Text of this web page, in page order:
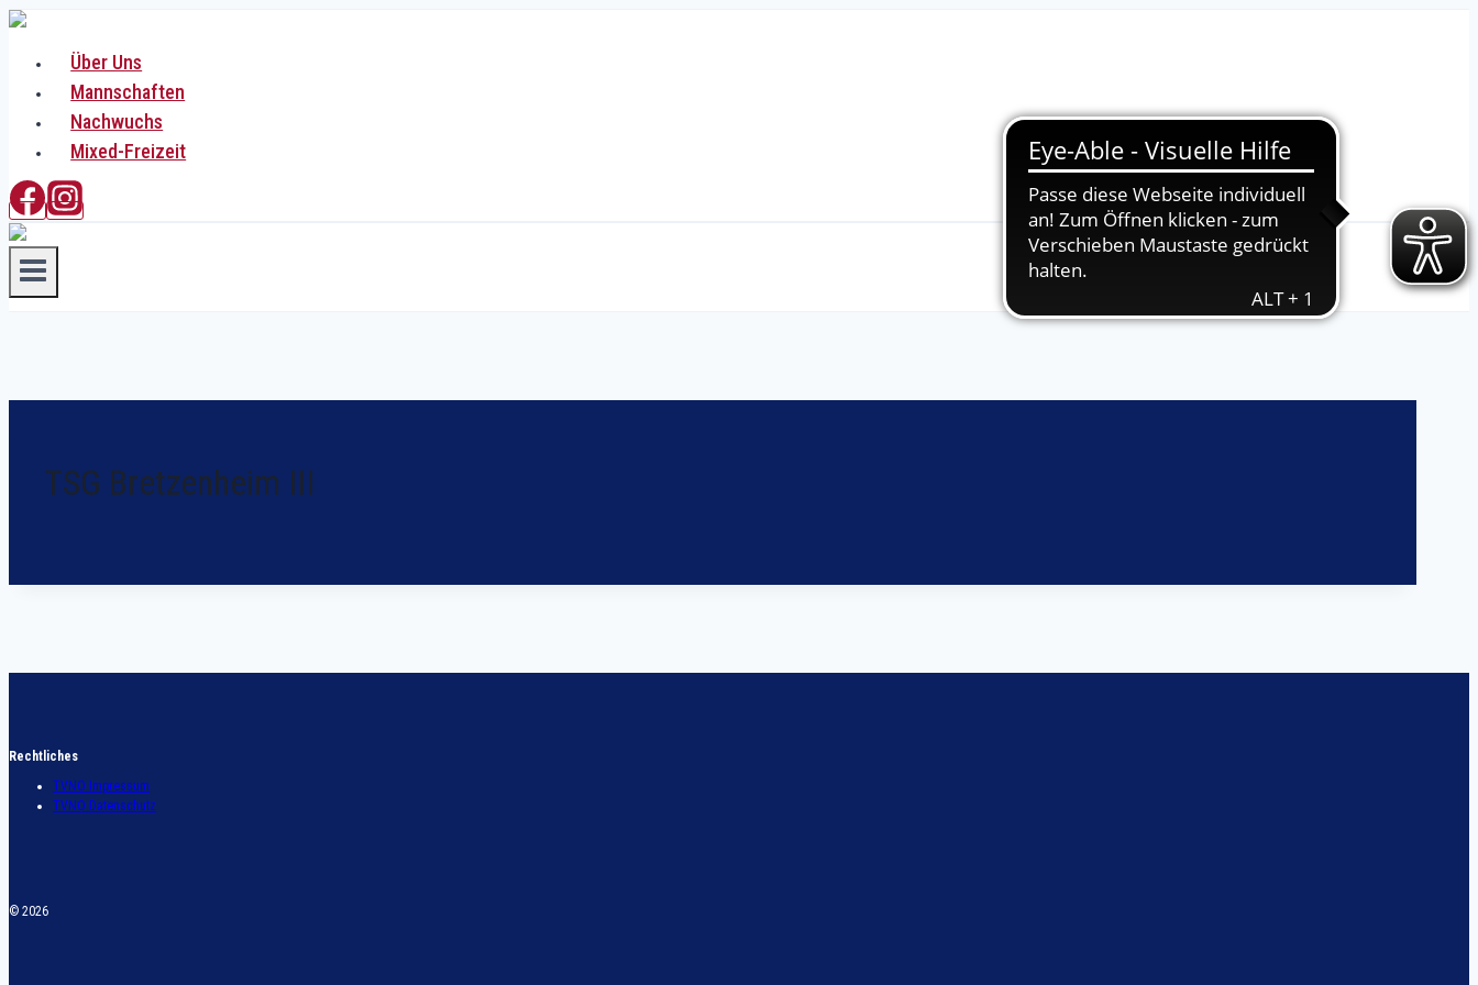
Zum
springen
Über Uns
Mannschaften
Nachwuchs
Mixed-Freizeit
TSG Bretzenheim III
Rechtliches
TVNO Impressum
TVNO Datenschutz
© 2026